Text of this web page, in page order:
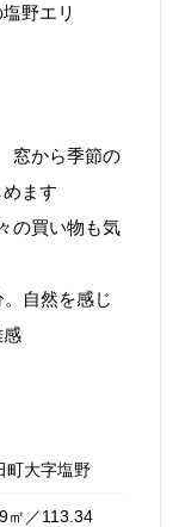
野エリ
窓から季節の
ます
の買い物も気
自然を感じ
感
町大字塩野
㎡／113.34